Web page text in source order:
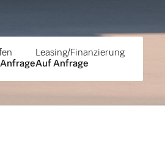
Leasing/Finanzierung
Auf Anfrage